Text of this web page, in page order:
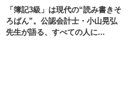
「簿記3級」は現代の“読み書きそ
ろばん”。公認会計士・小山晃弘
先生が語る、すべての人に...